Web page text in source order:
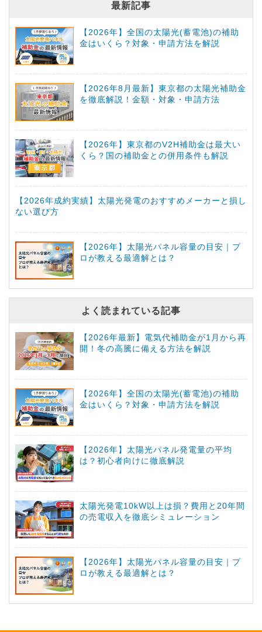
最新記事
【2026年】全国の太陽光(蓄電池)の補助
金はいくら？対象・申請方法を解説
【2026年8月最新】東京都の太陽光補助金
を徹底解説！金額・対象・申請方法
【2026年】東京都のV2H補助金は最大い
くら？国の補助金との併用条件も解説
【2026年成約実績】太陽光発電のおすすめメーカーと損し
ない選び方
【2026年】太陽光パネル容量の目安｜プ
ロが教える最適解とは？
よく読まれている記事
【2026年最新】電気代補助金が1月から再
開！冬の高騰に備える方法を解説
【2026年】全国の太陽光(蓄電池)の補助
金はいくら？対象・申請方法を解説
【2026年】太陽光パネル発電量の平均
は？初心者向けに徹底解説
太陽光発電10kW以上は損？費用と20年間
の売電収入を徹底シミュレーション
【2026年】太陽光パネル容量の目安｜プ
ロが教える最適解とは？